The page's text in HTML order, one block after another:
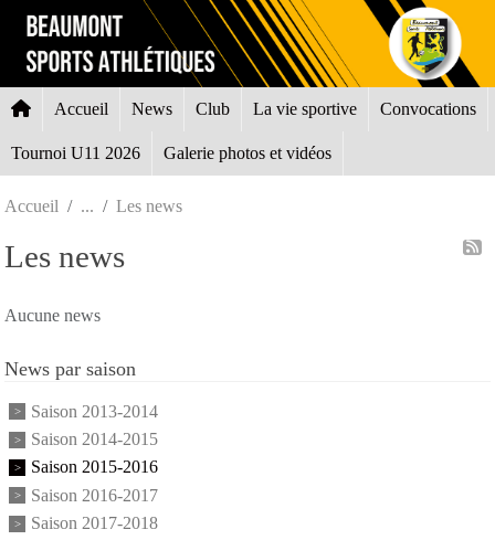
Accueil News Club La vie sportive Convocations
Tournoi U11 2026 Galerie photos et vidéos
Accueil Les news
Les news
Aucune news
News par saison
Saison 2013-2014
Saison 2014-2015
Saison 2015-2016
Saison 2016-2017
Saison 2017-2018
Panneau de gestion des cookies